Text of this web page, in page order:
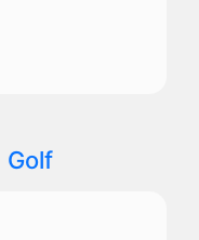
Golf